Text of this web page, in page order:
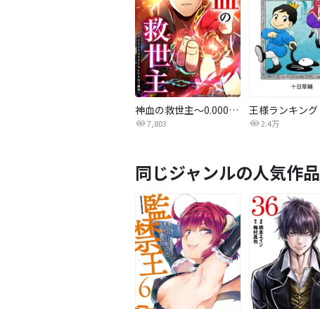
神血の救世主～0.00000001％を引き当て最強へ～【タテヨミ】
7,803
王様ランキング
2.4万
同じジャンルの人気作品